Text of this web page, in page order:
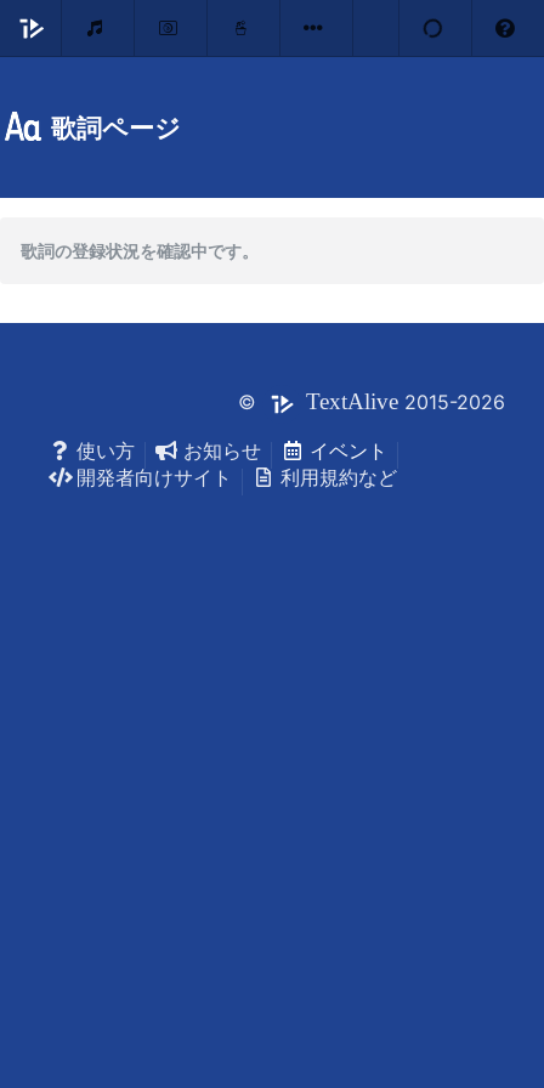
歌詞ページ
歌詞の登録状況を確認中です。
© TextAlive 2015-2026
使い方
お知らせ
イベント
開発者向けサイト
利用規約など